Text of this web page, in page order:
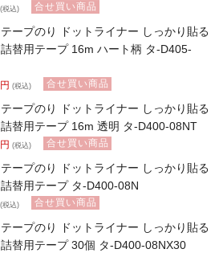
(税込) 合せ買い商品
ープのり ドットライナー しっかり貼る
替用テープ 16m ハート柄 タ-D405-
円 (税込) 合せ買い商品
ープのり ドットライナー しっかり貼る
替用テープ 16m 透明 タ-D400-08NT
円 (税込) 合せ買い商品
ープのり ドットライナー しっかり貼る
替用テープ タ-D400-08N
(税込) 合せ買い商品
ープのり ドットライナー しっかり貼る
替用テープ 30個 タ-D400-08NX30